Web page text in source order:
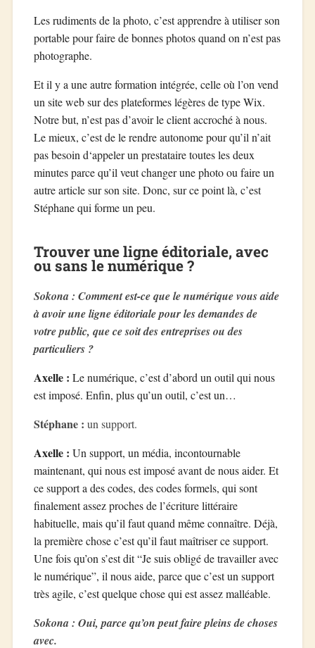
Les rudiments de la photo, c’est apprendre à utiliser son
portable pour faire de bonnes photos quand on n’est pas
photographe.
Et il y a une autre formation intégrée, celle où l’on vend
un site web sur des plateformes légères de type Wix.
Notre but, n’est pas d’avoir le client accroché à nous.
Le mieux, c’est de le rendre autonome pour qu’il n’ait
pas besoin d‘appeler un prestataire toutes les deux
minutes parce qu’il veut changer une photo ou faire un
autre article sur son site. Donc, sur ce point là, c’est
Stéphane qui forme un peu.
Trouver une ligne éditoriale, avec
ou sans le numérique ?
Sokona : Comment est-ce que le numérique vous aide
à avoir une ligne éditoriale pour les demandes de
votre public, que ce soit des entreprises ou des
particuliers ?
Axelle : Le numérique, c’est d’abord un outil qui nous
est imposé. Enfin, plus qu’un outil, c’est un…
Stéphane : un support.
Axelle : Un support, un média, incontournable
maintenant, qui nous est imposé avant de nous aider. Et
ce support a des codes, des codes formels, qui sont
finalement assez proches de l’écriture littéraire
habituelle, mais qu’il faut quand même connaître. Déjà,
la première chose c’est qu’il faut maîtriser ce support.
Une fois qu’on s’est dit “Je suis obligé de travailler avec
le numérique”, il nous aide, parce que c’est un support
très agile, c’est quelque chose qui est assez malléable.
Sokona : Oui, parce qu’on peut faire pleins de choses
avec.